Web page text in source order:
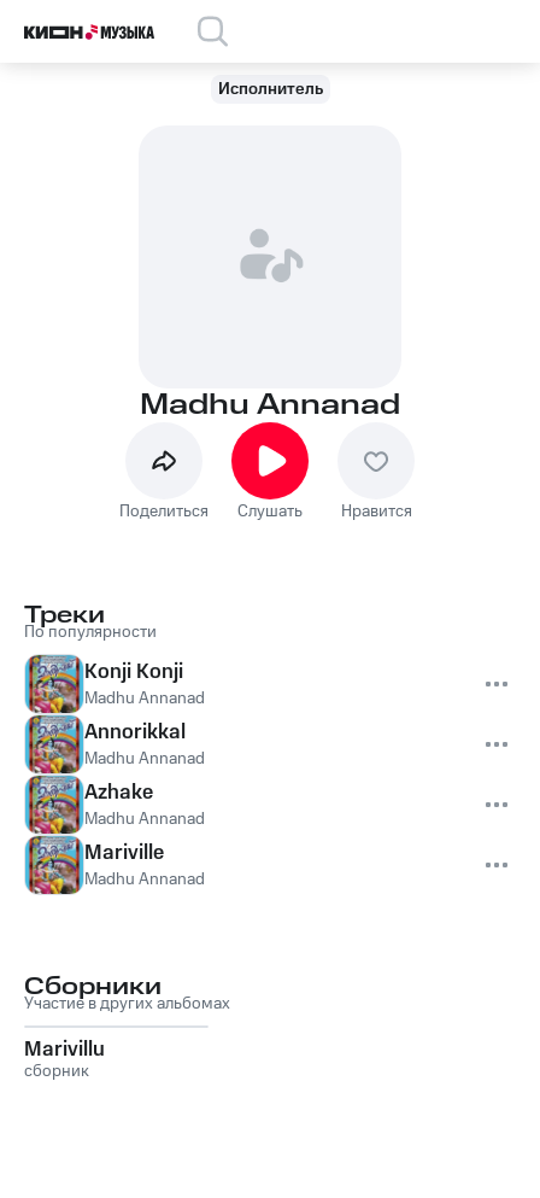
Исполнитель
Madhu Annanad
Поделиться Слушать Нравится
Треки
По популярности
Konji Konji
Madhu Annanad
Annorikkal
Madhu Annanad
Azhake
Madhu Annanad
Mariville
Madhu Annanad
Сборники
Участие в других альбомах
Marivillu
сборник